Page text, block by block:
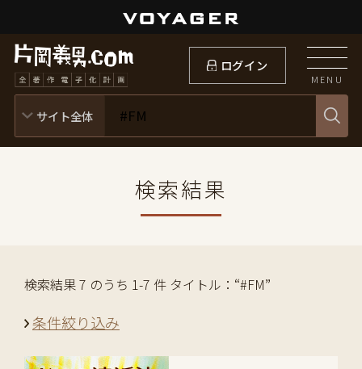
ログイン
MENU
検索結果
検索結果 7 のうち 1-7 件 タイトル：“#FM”
条件絞り込み